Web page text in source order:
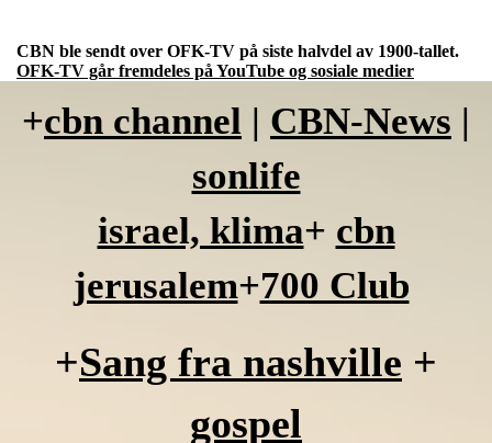
CBN ble sendt over OFK-TV på siste halvdel av 1900-tallet.
OFK-TV går fremdeles på YouTube og sosiale medier
+cbn channel | CBN-News |
sonlife
israel, klima+ cbn
jerusalem+700 Club
+Sang fra nashville +
gospel